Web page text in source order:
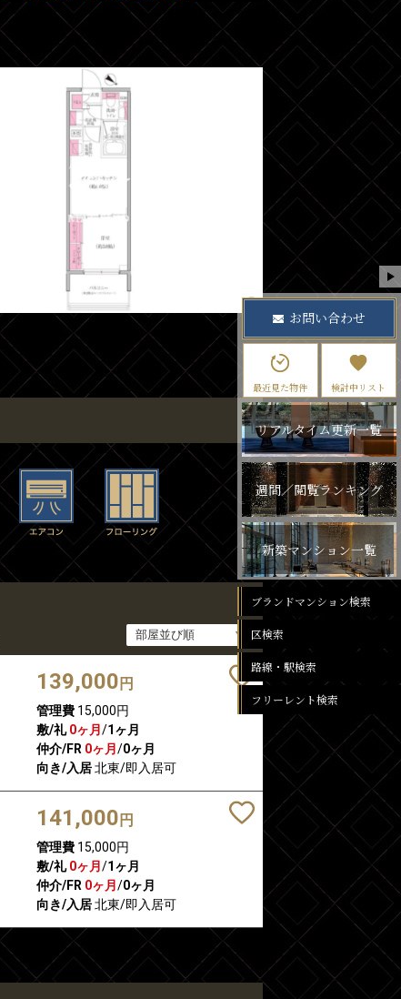
139,000 円
管理費15,000円
敷/礼 0ヶ月 /1ヶ月
仲介/FR 0ヶ月 /0ヶ月
向き/入居北東/即入居可
141,000 円
管理費15,000円
敷/礼 0ヶ月 /1ヶ月
仲介/FR 0ヶ月 /0ヶ月
向き/入居北東/即入居可
お問い合わせ
最近見た物件 検討中リスト
リアルタイム更新一覧
週間／閲覧ランキング
新築マンション一覧
ブランドマンション検索
区検索
路線・駅検索
フリーレント検索